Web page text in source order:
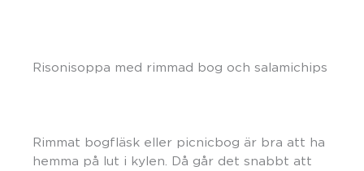
Risonisoppa med rimmad bog och salamichips
Rimmat bogfläsk eller picnicbog är bra att ha
hemma på lut i kylen. Då går det snabbt att